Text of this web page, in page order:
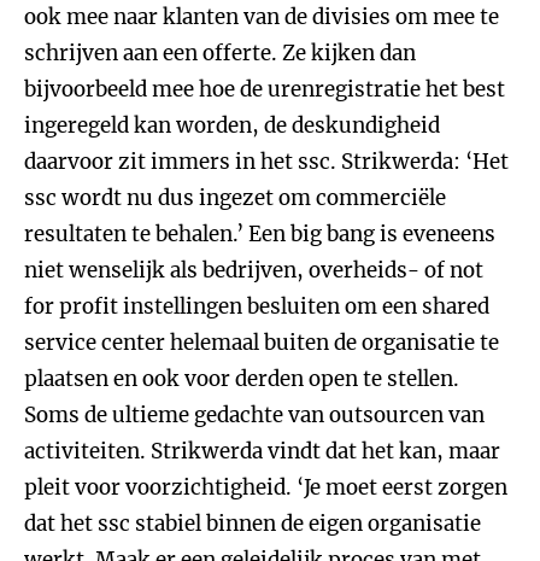
ook mee naar klanten van de divisies om mee te
schrijven aan een offerte. Ze kijken dan
bijvoorbeeld mee hoe de urenregistratie het best
ingeregeld kan worden, de deskundigheid
daarvoor zit immers in het ssc. Strikwerda: ‘Het
ssc wordt nu dus ingezet om commerciële
resultaten te behalen.’ Een big bang is eveneens
niet wenselijk als bedrijven, overheids- of not
for profit instellingen besluiten om een shared
service center helemaal buiten de organisatie te
plaatsen en ook voor derden open te stellen.
Soms de ultieme gedachte van outsourcen van
activiteiten. Strikwerda vindt dat het kan, maar
pleit voor voorzichtigheid. ‘Je moet eerst zorgen
dat het ssc stabiel binnen de eigen organisatie